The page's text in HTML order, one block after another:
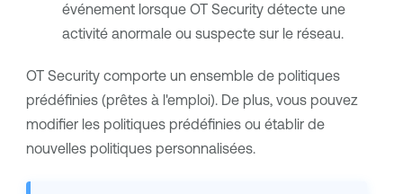
événement lorsque OT Securitydétecte une
activité anormale ou suspecte sur le réseau.
OT Securitycomporte un ensemble de politiques
prédéfinies (prêtes à l'emploi). De plus, vous pouvez
modifier les politiques prédéfinies ou établir de
nouvelles politiques personnalisées.